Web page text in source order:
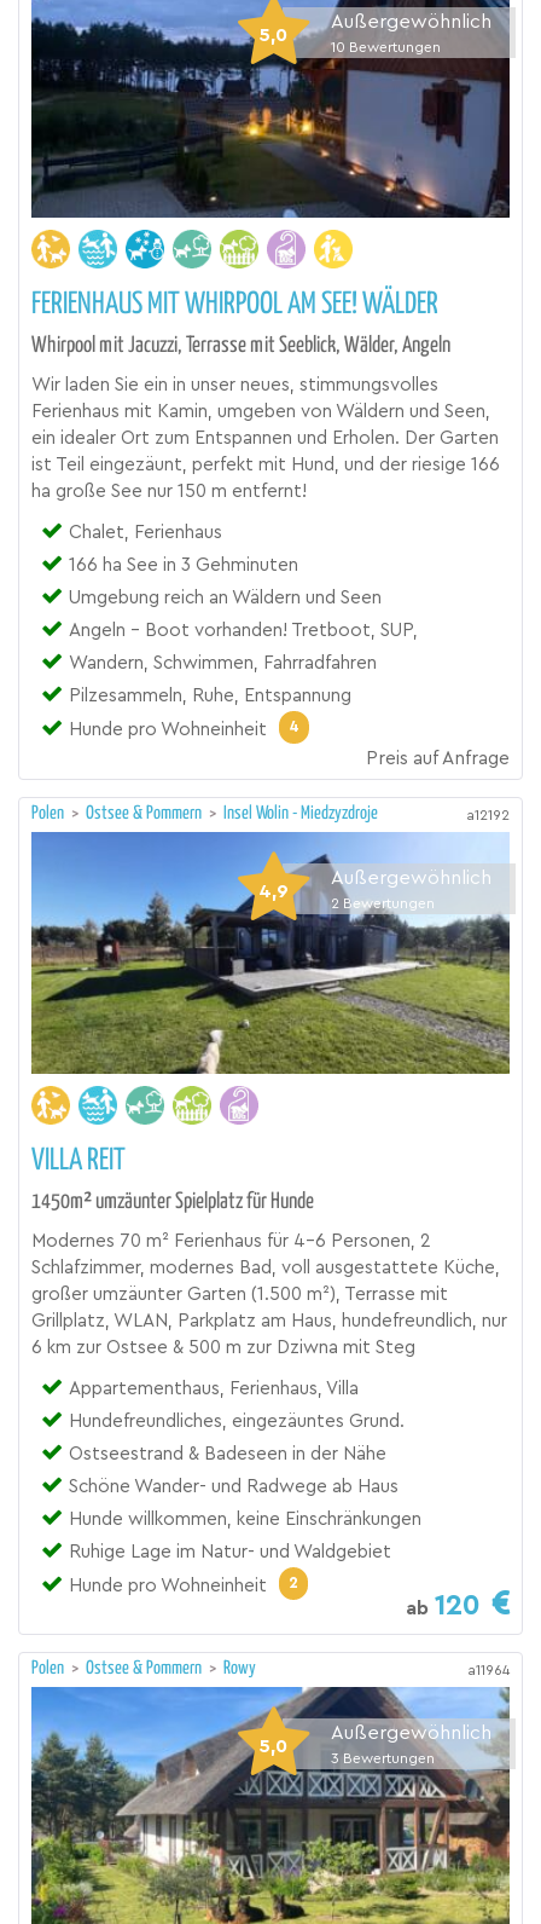
5,0
Außergewöhnlich
10 Bewertungen
FERIENHAUS MIT WHIRPOOL AM SEE! WÄLDER
Whirpool mit Jacuzzi, Terrasse mit Seeblick, Wälder, Angeln
Wir laden Sie ein in unser neues, stimmungsvolles
Ferienhaus mit Kamin, umgeben von Wäldern und Seen,
ein idealer Ort zum Entspannen und Erholen. Der Garten
ist Teil eingezäunt, perfekt mit Hund, und der riesige 166
ha große See nur 150 m entfernt!
Chalet, Ferienhaus
166 ha See in 3 Gehminuten
Umgebung reich an Wäldern und Seen
Angeln - Boot vorhanden! Tretboot, SUP,
Wandern, Schwimmen, Fahrradfahren
Pilzesammeln, Ruhe, Entspannung
Hunde pro Wohneinheit
4
Preis auf Anfrage
Polen > Ostsee & Pommern > Insel Wolin - Miedzyzdroje a12192
4,9
Außergewöhnlich
2 Bewertungen
VILLA REIT
1450m² umzäunter Spielplatz für Hunde
Modernes 70 m² Ferienhaus für 4–6 Personen, 2
Schlafzimmer, modernes Bad, voll ausgestattete Küche,
großer umzäunter Garten (1.500 m²), Terrasse mit
Grillplatz, WLAN, Parkplatz am Haus, hundefreundlich, nur
6 km zur Ostsee & 500 m zur Dziwna mit Steg
Appartementhaus, Ferienhaus, Villa
Hundefreundliches, eingezäuntes Grund.
Ostseestrand & Badeseen in der Nähe
Schöne Wander- und Radwege ab Haus
Hunde willkommen, keine Einschränkungen
Ruhige Lage im Natur- und Waldgebiet
Hunde pro Wohneinheit
2
ab 120
Polen > Ostsee & Pommern > Rowy a11964
5,0
Außergewöhnlich
3 Bewertungen